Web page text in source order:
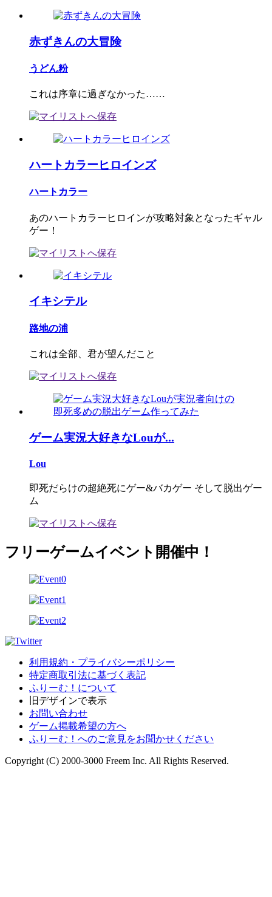
赤ずきんの大冒険
うどん粉
これは序章に過ぎなかった……
ハートカラーヒロインズ
ハートカラー
あのハートカラーヒロインが攻略対象となったギャル
ゲー！
イキシテル
路地の浦
これは全部、君が望んだこと
ゲーム実況大好きなLouが...
Lou
即死だらけの超絶死にゲー&バカゲー そして脱出ゲー
ム
フリーゲームイベント開催中！
利用規約・プライバシーポリシー
特定商取引法に基づく表記
ふりーむ！について
旧デザインで表示
お問い合わせ
ゲーム掲載希望の方へ
ふりーむ！へのご意見をお聞かせください
Copyright (C) 2000-3000 Freem Inc. All Rights Reserved.